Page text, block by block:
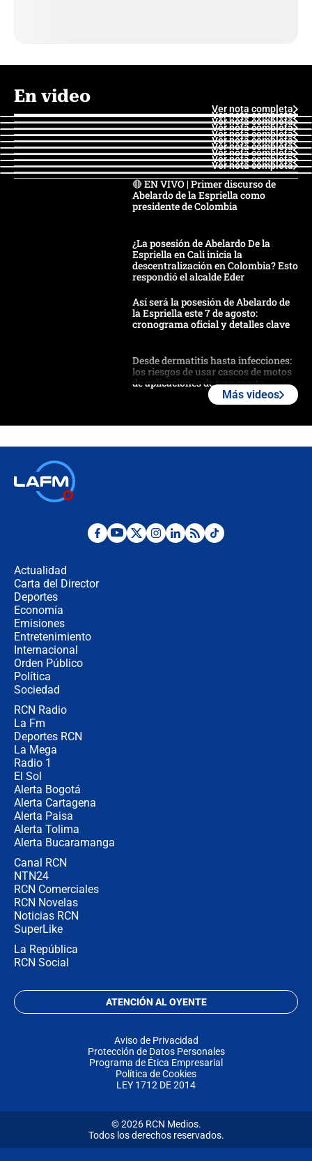
En video
Ver nota completa
Ver nota completa
Ver nota completa
Ver nota completa
Ver nota completa
Ver nota completa
Ver nota completa
Ver nota completa
Ver nota completa
Ver nota completa
🔴 EN VIVO | Primer discurso de
Abelardo de la Espriella como
presidente de Colombia
¿La posesión de Abelardo De la
Espriella en Cali inicia la
descentralización en Colombia? Esto
respondió el alcalde Eder
Así será la posesión de Abelardo de
la Espriella este 7 de agosto:
cronograma oficial y detalles clave
Desde dermatitis hasta infecciones:
los riesgos de usar cascos de motos
de aplicaciones de transporte
Posesión de Abelardo De La Espriella
Más videos
Actualidad
Carta del Director
Deportes
Economía
Emisiones
Entretenimiento
Internacional
Orden Público
Política
Sociedad
RCN Radio
La Fm
Deportes RCN
La Mega
Radio 1
El Sol
Alerta Bogotá
Alerta Cartagena
Alerta Paisa
Alerta Tolima
Alerta Bucaramanga
Canal RCN
NTN24
RCN Comerciales
RCN Novelas
Noticias RCN
SuperLike
La República
RCN Social
ATENCIÓN AL OYENTE
Aviso de Privacidad
Protección de Datos Personales
Programa de Ética Empresarial
Política de Cookies
LEY 1712 DE 2014
© 2026 RCN Medios.
Todos los derechos reservados.